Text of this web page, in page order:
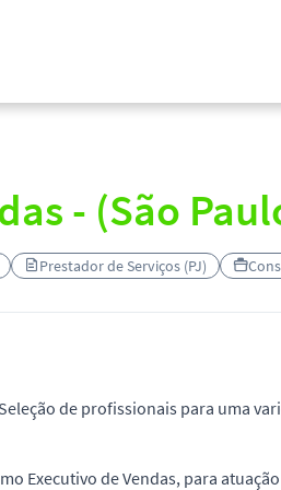
- (São
Prestador de Serviços (PJ)
de profissionais para uma
Executivo de Vendas, para atuação